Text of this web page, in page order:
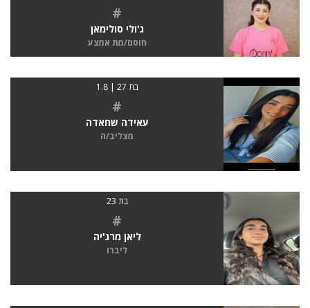
#
ג'ולי סולימאן
חוסם/מת אמצע
בת 27 | 1.8
#
עאידה שחאדה
מצליב/ה
בת 23
#
ליאן מרג'יה
ליברו